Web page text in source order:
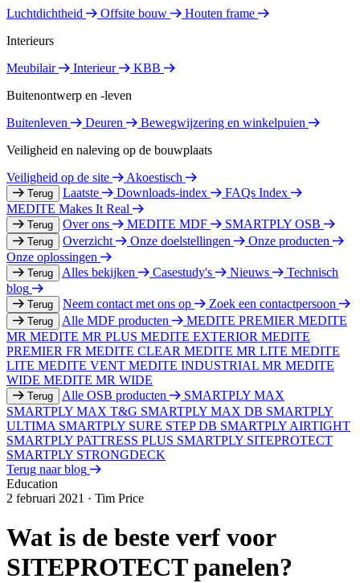
Luchtdichtheid
Offsite bouw
Houten frame
Interieurs
Meubilair
Interieur
KBB
Buitenontwerp en -leven
Buitenleven
Deuren
Bewegwijzering en winkelpuien
Veiligheid en naleving op de bouwplaats
Veiligheid op de site
Akoestisch
Terug Laatste Downloads-index
FAQs Index
MEDITE Makes It Real
Terug Over ons MEDITE MDF SMARTPLY OSB
Terug Overzicht Onze doelstellingen
Onze producten
Onze oplossingen
Terug Alles bekijken Casestudy's Nieuws
Technisch
blog
Terug Neem contact met ons op Zoek een contactpersoon
Terug Alle MDF producten MEDITE PREMIER MEDITE
MR MEDITE MR PLUS MEDITE EXTERIOR MEDITE
PREMIER FR MEDITE CLEAR MEDITE MR LITE MEDITE
LITE MEDITE VENT MEDITE INDUSTRIAL MR MEDITE
WIDE MEDITE MR WIDE
Terug Alle OSB producten
SMARTPLY MAX
SMARTPLY MAX T&G SMARTPLY MAX DB SMARTPLY
ULTIMA SMARTPLY SURE STEP DB SMARTPLY AIRTIGHT
SMARTPLY PATTRESS PLUS SMARTPLY SITEPROTECT
SMARTPLY STRONGDECK
Terug naar blog
Education
2 februari 2021 · Tim Price
Wat is de beste verf voor
SITEPROTECT panelen?